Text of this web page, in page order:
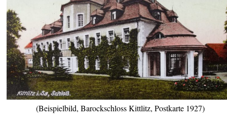
(Beispielbild, Barockschloss Kittlitz, Postkarte 1927)